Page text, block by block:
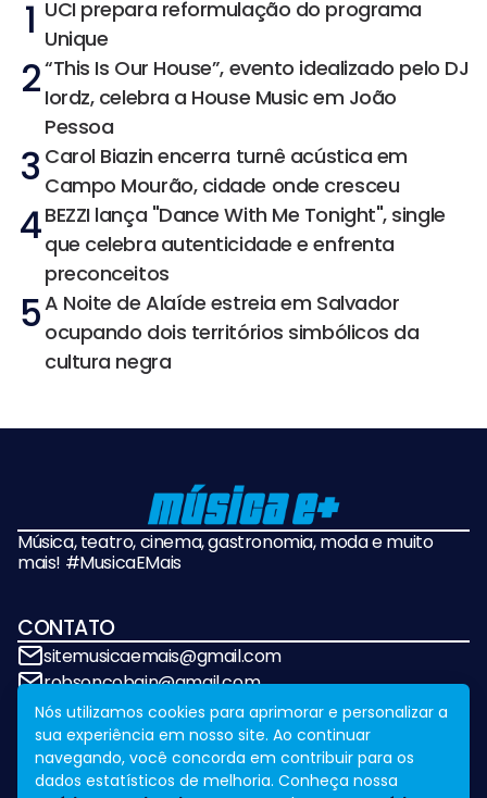
1 UCI prepara reformulação do programa
Unique
2“This Is Our House”, evento idealizado pelo DJ
Iordz, celebra a House Music em João
Pessoa
3 Carol Biazin encerra turnê acústica em
Campo Mourão, cidade onde cresceu
4BEZZI lança "Dance With Me Tonight", single
que celebra autenticidade e enfrenta
preconceitos
5A Noite de Alaíde estreia em Salvador
ocupando dois territórios simbólicos da
cultura negra
Música, teatro, cinema, gastronomia, moda e muito
mais! #MusicaEMais
CONTATO
sitemusicaemais@gmail.com
robsoncobain@gmail.com
REDES SOCIAIS
Nós utilizamos cookies para aprimorar e personalizar a
sua experiência em nosso site. Ao continuar
navegando, você concorda em contribuir para os
dados estatísticos de melhoria. Conheça nossa